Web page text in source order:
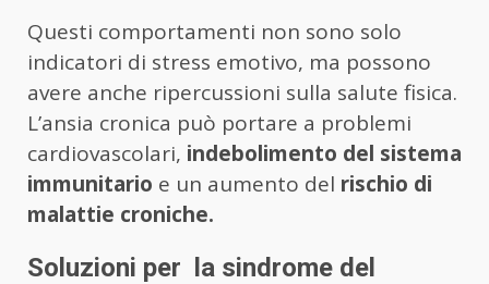
Questi comportamenti non sono solo
indicatori di stress emotivo, ma possono
avere anche ripercussioni sulla salute fisica.
L’ansia cronica può portare a problemi
cardiovascolari, indebolimento del sistema
immunitario e un aumento del rischio di
malattie croniche.
Soluzioni per la sindrome del